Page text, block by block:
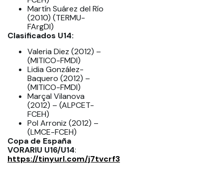
Martín Suárez del Río
(2010) (TERMU-
FArgDI)
Clasificados U14:
Valeria Diez (2012) –
(MITICO-FMDI)
Lidia González-
Baquero (2012) –
(MITICO-FMDI)
Marçal Vilanova
(2012) – (ALPCET-
FCEH)
Pol Arroniz (2012) –
(LMCE-FCEH)
Copa de España
VORARIU U16/U14:
https://tinyurl.com/j7tvcrf3